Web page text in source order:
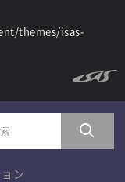
themes/isas-
ン